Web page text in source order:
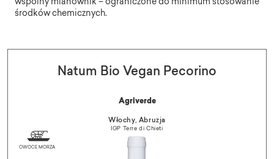
wspólny mianownik – ograniczone do minimum stosowanie
środków chemicznych.
Natum Bio Vegan Pecorino
Agriverde
Włochy, Abruzja
IGP Terre di Chieti